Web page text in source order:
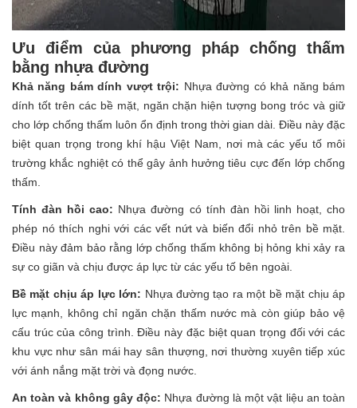
Ưu điểm của phương pháp chống thấm
bằng nhựa đường
Khả năng bám dính vượt trội: Nhựa đường có khả năng bám
dính tốt trên các bề mặt, ngăn chặn hiện tượng bong tróc và giữ
cho lớp chống thấm luôn ổn định trong thời gian dài. Điều này đặc
biệt quan trọng trong khí hậu Việt Nam, nơi mà các yếu tố môi
trường khắc nghiệt có thể gây ảnh hưởng tiêu cực đến lớp chống
thấm.
Tính đàn hồi cao: Nhựa đường có tính đàn hồi linh hoạt, cho
phép nó thích nghi với các vết nứt và biến đổi nhỏ trên bề mặt.
Điều này đảm bảo rằng lớp chống thấm không bị hỏng khi xảy ra
sự co giãn và chịu được áp lực từ các yếu tố bên ngoài.
Bề mặt chịu áp lực lớn: Nhựa đường tạo ra một bề mặt chịu áp
lực mạnh, không chỉ ngăn chặn thấm nước mà còn giúp bảo vệ
cấu trúc của công trình. Điều này đặc biệt quan trọng đối với các
khu vực như sân mái hay sân thượng, nơi thường xuyên tiếp xúc
với ánh nắng mặt trời và đọng nước.
An toàn và không gây độc: Nhựa đường là một vật liệu an toàn